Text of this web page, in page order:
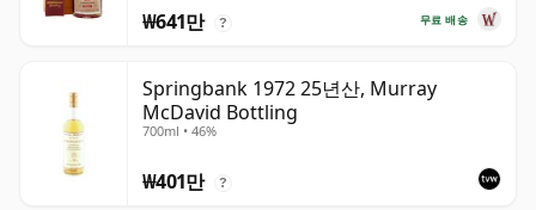
무료 배송
₩641만 ?
Springbank 1972 25년산, Murray
McDavid Bottling
700ml • 46%
₩401만 ?